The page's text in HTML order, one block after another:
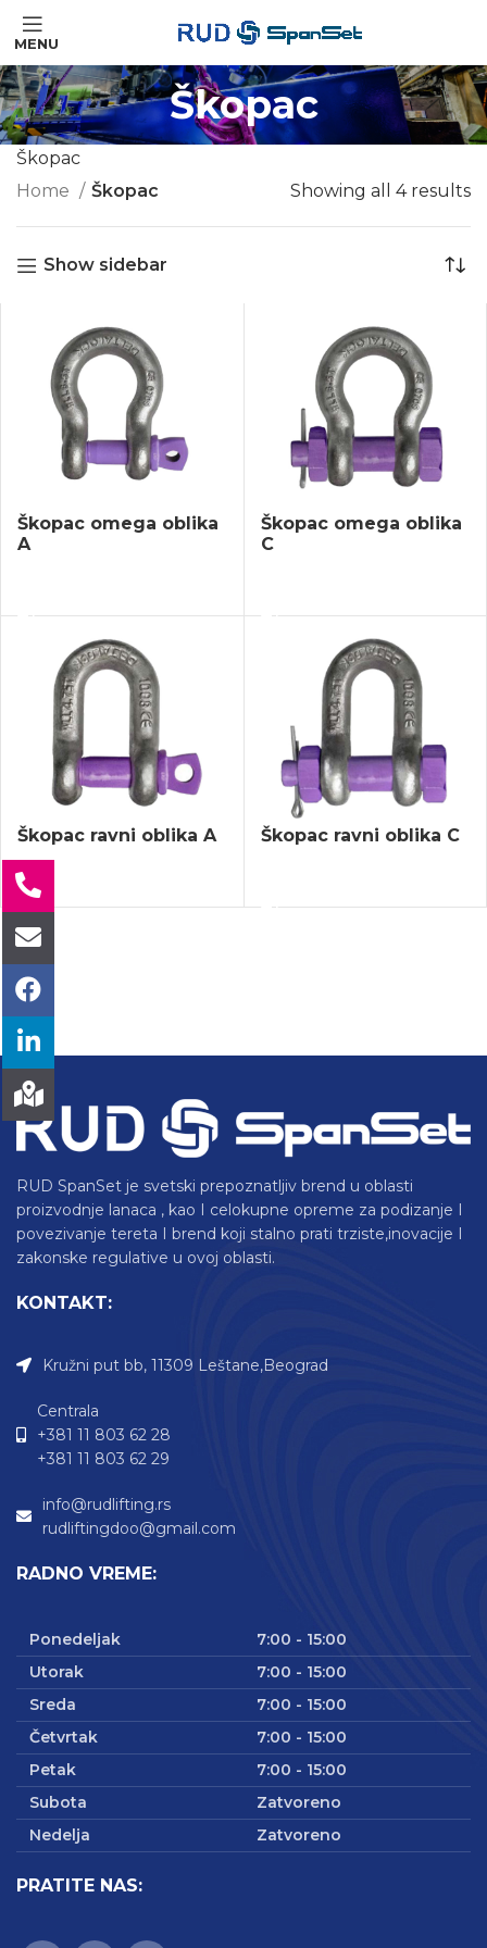
MENU
Škopac
Škopac
Home
Škopac Showing all 4 results
Show sidebar
Škopac omega oblika
A
Škopac omega oblika
C
Škopac ravni oblika A
SELECT OPTIONS
Škopac ravni oblika C
RUD SpanSet je svetski prepoznatljiv brend u oblasti
proizvodnje lanaca , kao I celokupne opreme za podizanje I
povezivanje tereta I brend koji stalno prati trziste,inovacije I
zakonske regulative u ovoj oblasti.
KONTAKT:
Kružni put bb, 11309 Leštane,Beograd
Centrala
+381 11 803 62 28
+381 11 803 62 29
info@rudlifting.rs
rudliftingdoo@gmail.com
RADNO VREME:
Ponedeljak
7:00 - 15:00
Utorak
7:00 - 15:00
Sreda
7:00 - 15:00
Četvrtak
7:00 - 15:00
Petak
7:00 - 15:00
Subota
Zatvoreno
Nedelja
Zatvoreno
PRATITE NAS: